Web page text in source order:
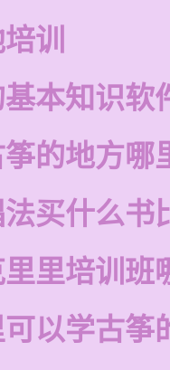
训
本知识软
的地方哪
买什么书
里培训班
以学古筝